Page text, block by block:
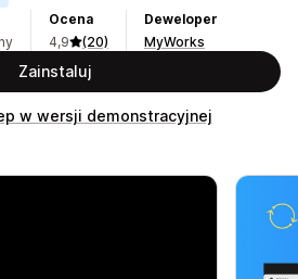
Ocena
4,9
(20)
Deweloper
MyWorks
Zainstaluj
w wersji demonstracyjnej